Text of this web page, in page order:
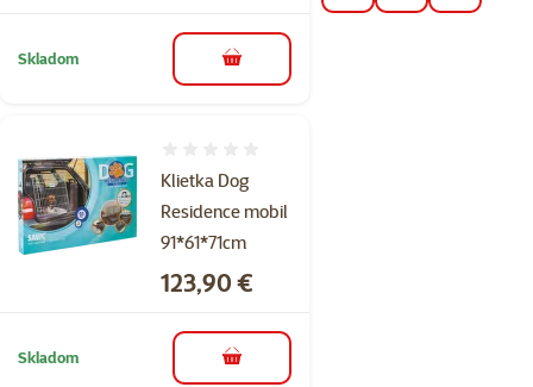
Skladom do košíka
Klietka Dog
Residence mobil
91*61*71cm
Cena
123,90 €
Skladom do košíka